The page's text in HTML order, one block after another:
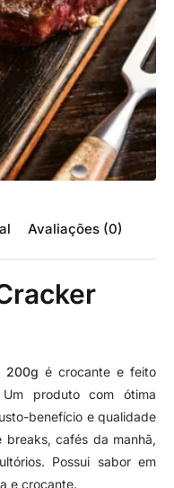
Avaliações (0)
200g é crocante e feito
produto com ótima
benefício e qualidade
breaks, cafés da manhã,
Possui sabor em
e crocante.